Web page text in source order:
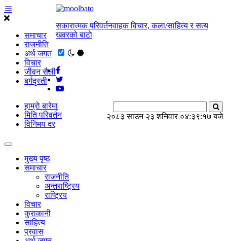
समाचार
राजनीति
अर्थ जगत
विचार
जीवन सैली
बर्गदृस्ती
सकारात्मक परिवर्तनवाहक विचार, कला/साहित्य र सत्य
खवरको बाटाे
२०८३ साउन २३ शनिवार ०४:३९:१७ बजे
हाम्राे बारेमा
मिति परिवर्तन
विनिमय दर
मुख्य पृष्ठ
समाचार
राजनीति
अन्तराष्ट्रिय
राष्ट्रिय
विचार
कुराकानी
साहित्य
प्रवास